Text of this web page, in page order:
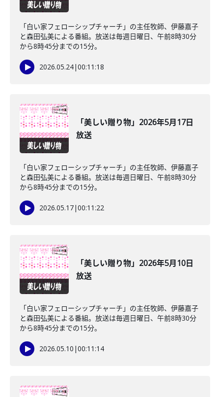
「白い家フェローシップチャーチ」の主任牧師、伊藤嘉子
と森田弘美による番組。放送は毎週日曜日、午前8時30分
から8時45分までの15分。
2026.05.24|00:11:18
「美しい贈り物」2026年5月17日
放送
「白い家フェローシップチャーチ」の主任牧師、伊藤嘉子
と森田弘美による番組。放送は毎週日曜日、午前8時30分
から8時45分までの15分。
2026.05.17|00:11:22
「美しい贈り物」2026年5月10日
放送
「白い家フェローシップチャーチ」の主任牧師、伊藤嘉子
と森田弘美による番組。放送は毎週日曜日、午前8時30分
から8時45分までの15分。
2026.05.10 |00:11:14